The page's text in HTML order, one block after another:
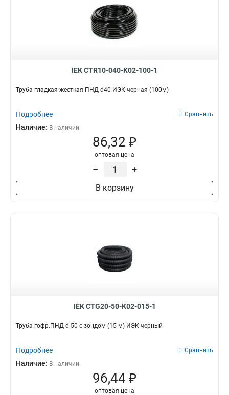
IEK CTR10-040-K02-100-1
Труба гладкая жесткая ПНД d40 ИЭК черная (100м)
Подробнее Сравнить
Наличие: В наличии
86,32 ₽
оптовая цена
– +
В корзину
IEK CTG20-50-K02-015-1
Труба гофр.ПНД d 50 с зондом (15 м) ИЭК черный
Подробнее Сравнить
Наличие: В наличии
96,44 ₽
оптовая цена